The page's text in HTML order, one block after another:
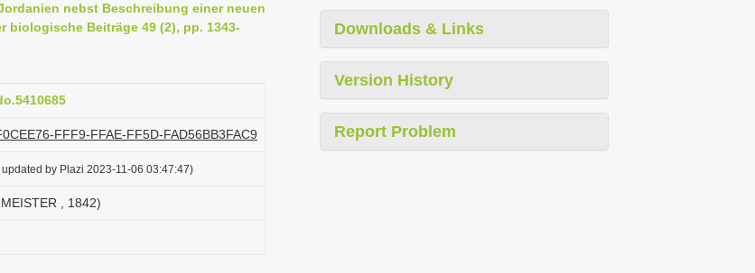
nebst Beschreibung einer neuen
biologische Beiträge 49 (2), pp. 1343-
FFF9-FFAE-FF5D-FAD56BB3FAC9
by Plazi 2023-11-06 03:47:47)
, 1842)
Downloads & Links
Version History
Report Problem